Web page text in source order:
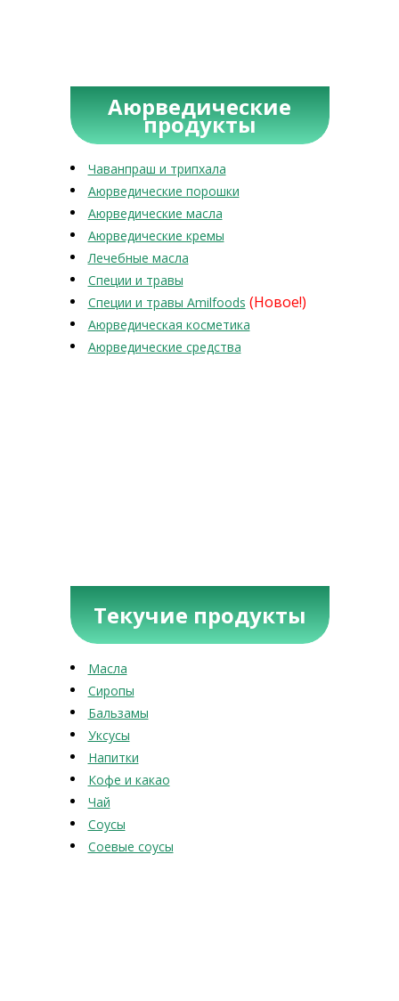
Аюрведические
продукты
Чаванпраш и трипхала
Аюрведические порошки
Аюрведические масла
Аюрведические кремы
Лечебные масла
Специи и травы
Специи и травы Amilfoods (Новое!)
Аюрведическая косметика
Аюрведические средства
Текучие продукты
Масла
Сиропы
Бальзамы
Уксусы
Напитки
Кофе и какао
Чай
Соусы
Соевые соусы